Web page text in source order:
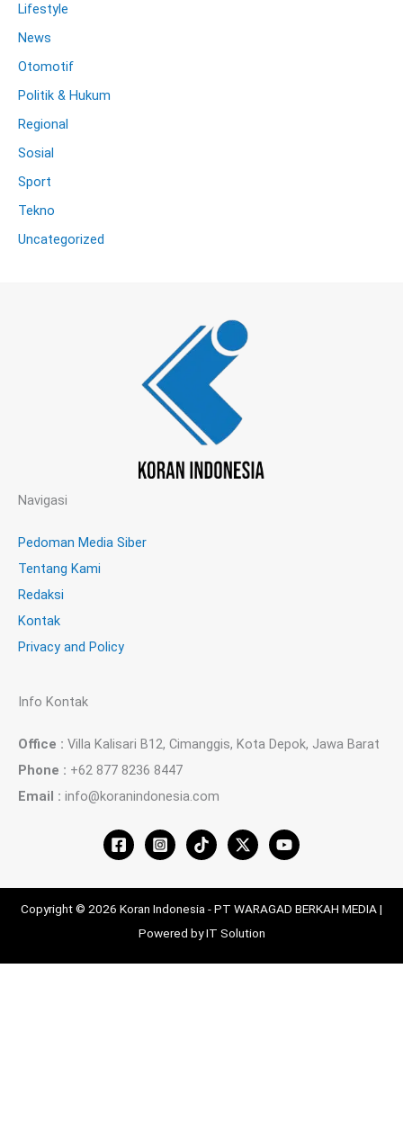
Lifestyle
News
Otomotif
Politik & Hukum
Regional
Sosial
Sport
Tekno
Uncategorized
Navigasi
Pedoman Media Siber
Tentang Kami
Redaksi
Kontak
Privacy and Policy
Info Kontak
Office : Villa Kalisari B12, Cimanggis, Kota Depok, Jawa Barat
Phone : +62 877 8236 8447
Email : info@koranindonesia.com
Copyright © 2026 Koran Indonesia - PT WARAGAD BERKAH MEDIA |
Powered by IT Solution